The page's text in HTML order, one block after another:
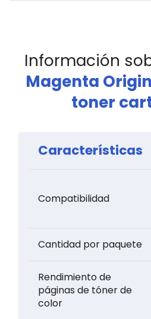
Información
Magenta
toner
Características
Compatibilidad
Cantidad por paquete
Rendimiento de
páginas de tóner de
color